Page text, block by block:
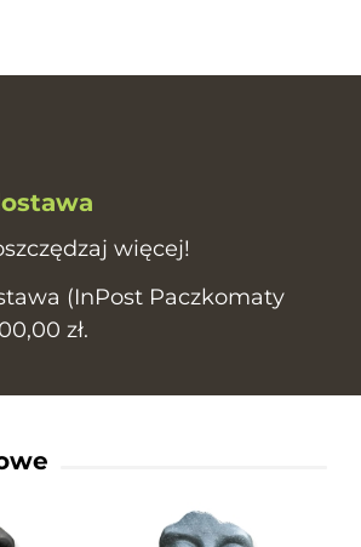
więcej!
(InPost Paczkomaty
zł.